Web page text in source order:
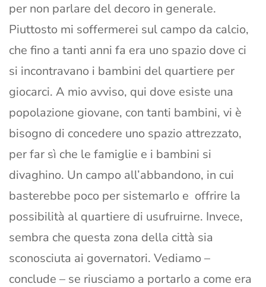
per non parlare del decoro in generale.
Piuttosto mi soffermerei sul campo da calcio,
che fino a tanti anni fa era uno spazio dove ci
si incontravano i bambini del quartiere per
giocarci. A mio avviso, qui dove esiste una
popolazione giovane, con tanti bambini, vi è
bisogno di concedere uno spazio attrezzato,
per far sì che le famiglie e i bambini si
divaghino. Un campo all’abbandono, in cui
basterebbe poco per sistemarlo e offrire la
possibilità al quartiere di usufruirne. Invece,
sembra che questa zona della città sia
sconosciuta ai governatori. Vediamo –
conclude – se riusciamo a portarlo a come era